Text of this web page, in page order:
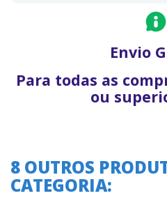
Envio
Para todas as
ou
8 OUTROS
CATEGORIA: